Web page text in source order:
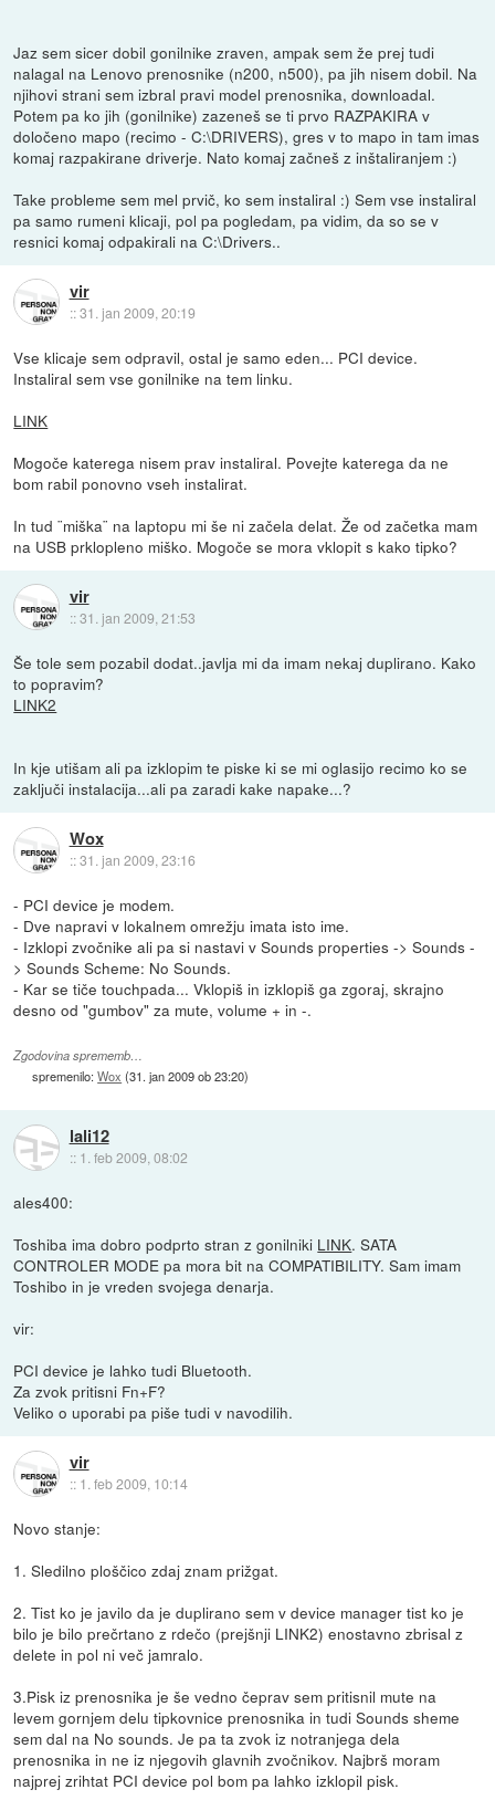
Jaz sem sicer dobil gonilnike zraven, ampak sem že prej tudi
nalagal na Lenovo prenosnike (n200, n500), pa jih nisem dobil. Na
njihovi strani sem izbral pravi model prenosnika, downloadal.
Potem pa ko jih (gonilnike) zazeneš se ti prvo RAZPAKIRA v
določeno mapo (recimo - C:\DRIVERS), gres v to mapo in tam imas
komaj razpakirane driverje. Nato komaj začneš z inštaliranjem :)
Take probleme sem mel prvič, ko sem instaliral :) Sem vse instaliral
pa samo rumeni klicaji, pol pa pogledam, pa vidim, da so se v
resnici komaj odpakirali na C:\Drivers..
vir
::31. jan 2009, 20:19
Vse klicaje sem odpravil, ostal je samo eden... PCI device.
Instaliral sem vse gonilnike na tem linku.
LINK
Mogoče katerega nisem prav instaliral. Povejte katerega da ne
bom rabil ponovno vseh instalirat.
In tud ¨miška¨ na laptopu mi še ni začela delat. Že od začetka mam
na USB prklopleno miško. Mogoče se mora vklopit s kako tipko?
vir
::31. jan 2009, 21:53
Še tole sem pozabil dodat..javlja mi da imam nekaj duplirano. Kako
to popravim?
LINK2
In kje utišam ali pa izklopim te piske ki se mi oglasijo recimo ko se
zaključi instalacija...ali pa zaradi kake napake...?
Wox
::31. jan 2009, 23:16
- PCI device je modem.
- Dve napravi v lokalnem omrežju imata isto ime.
- Izklopi zvočnike ali pa si nastavi v Sounds properties -> Sounds -
> Sounds Scheme: No Sounds.
- Kar se tiče touchpada... Vklopiš in izklopiš ga zgoraj, skrajno
desno od "gumbov" za mute, volume + in -.
Zgodovina sprememb…
spremenilo:Wox (31. jan 2009 ob 23:20)
lali12
:: 1. feb 2009, 08:02
ales400:
Toshiba ima dobro podprto stran z gonilniki LINK. SATA
CONTROLER MODE pa mora bit na COMPATIBILITY. Sam imam
Toshibo in je vreden svojega denarja.
vir:
PCI device je lahko tudi Bluetooth.
Za zvok pritisni Fn+F?
Veliko o uporabi pa piše tudi v navodilih.
vir
:: 1. feb 2009, 10:14
Novo stanje:
1. Sledilno ploščico zdaj znam prižgat.
2. Tist ko je javilo da je duplirano sem v device manager tist ko je
bilo je bilo prečrtano z rdečo (prejšnji LINK2) enostavno zbrisal z
delete in pol ni več jamralo.
3.Pisk iz prenosnika je še vedno čeprav sem pritisnil mute na
levem gornjem delu tipkovnice prenosnika in tudi Sounds sheme
sem dal na No sounds. Je pa ta zvok iz notranjega dela
prenosnika in ne iz njegovih glavnih zvočnikov. Najbrš moram
najprej zrihtat PCI device pol bom pa lahko izklopil pisk.